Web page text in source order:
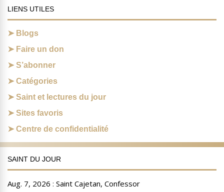
LIENS UTILES
Blogs
Faire un don
S’abonner
Catégories
Saint et lectures du jour
Sites favoris
Centre de confidentialité
SAINT DU JOUR